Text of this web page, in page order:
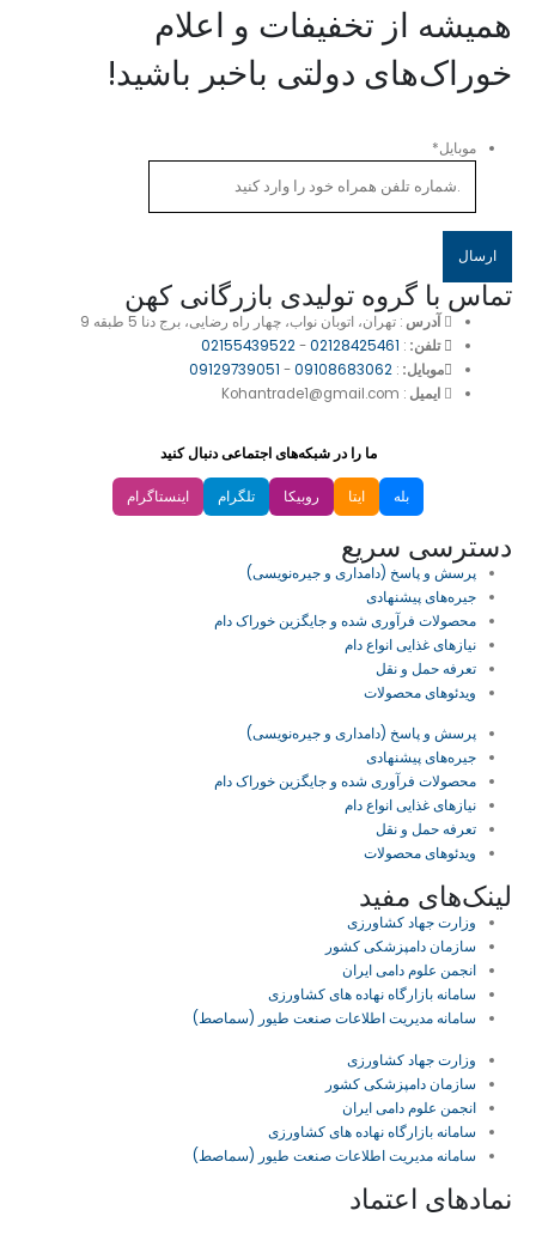
همیشه از تخفیفات و اعلام
خوراک‌های دولتی باخبر باشید!
موبایل*
تماس با گروه تولیدی بازرگانی کهن
آدرس : تهران، اتوبان نواب، چهار راه رضایی، برج دنا 5 طبقه 9
تلفن: :
02128425461
-
02155439522
موبایل: :
09108683062
-
09129739051
ایمیل : Kohantrade1@gmail.com
ما را در شبکه‌های اجتماعی دنبال کنید
بله ایتا روبیکا تلگرام اینستاگرام
دسترسی سریع
پرسش و پاسخ (دامداری و جیره‌نویسی)
جیره‌های پیشنهادی
محصولات فرآوری شده و جایگزین خوراک دام
نیازهای غذایی انواع دام
تعرفه حمل و نقل
ویدئو‌های محصولات
پرسش و پاسخ (دامداری و جیره‌نویسی)
جیره‌های پیشنهادی
محصولات فرآوری شده و جایگزین خوراک دام
نیازهای غذایی انواع دام
تعرفه حمل و نقل
ویدئو‌های محصولات
لینک‌های مفید
وزارت جهاد کشاورزی
سازمان دامپزشکی کشور
انجمن علوم دامی ایران
سامانه بازارگاه نهاده های کشاورزی
سامانه مدیریت اطلاعات صنعت طیور (سماصط)
وزارت جهاد کشاورزی
سازمان دامپزشکی کشور
انجمن علوم دامی ایران
سامانه بازارگاه نهاده های کشاورزی
سامانه مدیریت اطلاعات صنعت طیور (سماصط)
نمادهای اعتماد